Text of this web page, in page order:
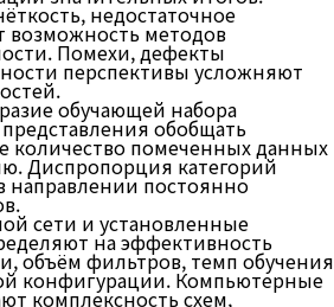
недостаточное
возможность методов
Помехи, дефекты
перспективы усложняют
обучающей набора
обобщать
количество помеченных данных
Диспропорция категорий
направлении постоянно
сети и установленные
на эффективность
объём фильтров, темп обучения
конфигурации. Компьютерные
комплексность схем,